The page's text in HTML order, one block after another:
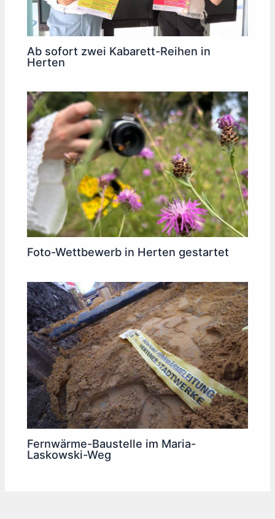
Ab sofort zwei Kabarett-Reihen in
Herten
Foto-Wettbewerb in Herten gestartet
Fernwärme-Baustelle im Maria-
Laskowski-Weg